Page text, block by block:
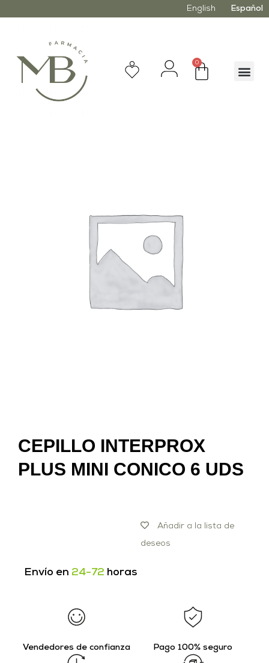
English Español
0
CEPILLO INTERPROX
PLUS MINI CONICO 6 UDS
Añadir a la lista de
deseos
Envío en 24-72 horas
Vendedores de confianza Pago 100% seguro